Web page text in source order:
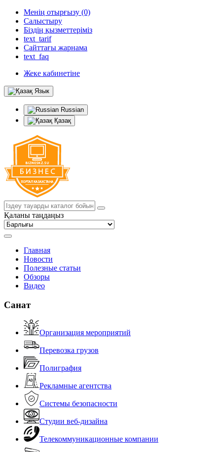
Менің отырғызу (0)
Салыстыру
Біздің қызметтеріміз
text_tarif
Сайттағы жарнама
text_faq
Жеке кабинетіне
Язык
Russian
Қазақ
Қаланы таңдаңыз
Главная
Новости
Полезные статьи
Обзоры
Видео
Санат
Организация мероприятий
Перевозка грузов
Полиграфия
Рекламные агентства
Системы безопасности
Студии веб-дизайна
Телекоммуникационные компании